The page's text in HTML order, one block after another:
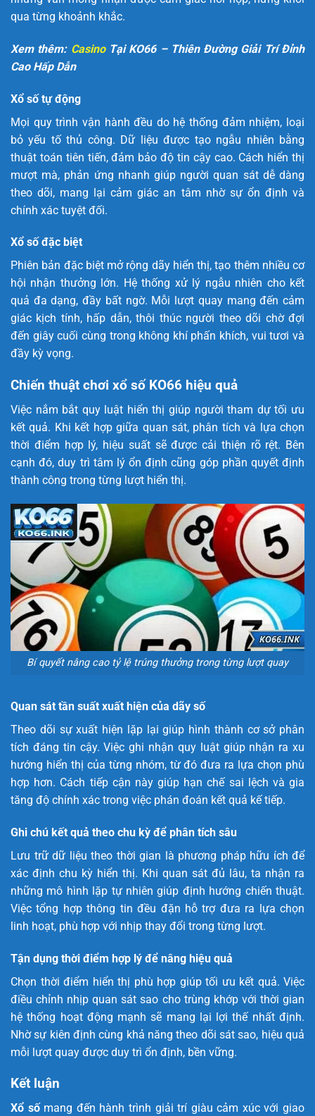
qua từng khoảnh khắc.
Xem thêm: CasinoTại KO66 – Thiên Đường Giải Trí Đỉnh
Cao Hấp Dẫn
Xổ số tự động
Mọi quy trình vận hành đều do hệ thống đảm nhiệm, loại
bỏ yếu tố thủ công. Dữ liệu được tạo ngẫu nhiên bằng
thuật toán tiên tiến, đảm bảo độ tin cậy cao. Cách hiển thị
mượt mà, phản ứng nhanh giúp người quan sát dễ dàng
theo dõi, mang lại cảm giác an tâm nhờ sự ổn định và
chính xác tuyệt đối.
Xổ số đặc biệt
Phiên bản đặc biệt mở rộng dãy hiển thị, tạo thêm nhiều cơ
hội nhận thưởng lớn. Hệ thống xử lý ngẫu nhiên cho kết
quả đa dạng, đầy bất ngờ. Mỗi lượt quay mang đến cảm
giác kịch tính, hấp dẫn, thôi thúc người theo dõi chờ đợi
đến giây cuối cùng trong không khí phấn khích, vui tươi và
đầy kỳ vọng.
Chiến thuật chơi xổ số KO66 hiệu quả
Việc nắm bắt quy luật hiển thị giúp người tham dự tối ưu
kết quả. Khi kết hợp giữa quan sát, phân tích và lựa chọn
thời điểm hợp lý, hiệu suất sẽ được cải thiện rõ rệt. Bên
cạnh đó, duy trì tâm lý ổn định cũng góp phần quyết định
thành công trong từng lượt hiển thị.
Bí quyết nâng cao tỷ lệ trúng thưởng trong từng lượt quay
Quan sát tần suất xuất hiện của dãy số
Theo dõi sự xuất hiện lặp lại giúp hình thành cơ sở phân
tích đáng tin cậy. Việc ghi nhận quy luật giúp nhận ra xu
hướng hiển thị của từng nhóm, từ đó đưa ra lựa chọn phù
hợp hơn. Cách tiếp cận này giúp hạn chế sai lệch và gia
tăng độ chính xác trong việc phán đoán kết quả kế tiếp.
Ghi chú kết quả theo chu kỳ để phân tích sâu
Lưu trữ dữ liệu theo thời gian là phương pháp hữu ích để
xác định chu kỳ hiển thị. Khi quan sát đủ lâu, ta nhận ra
những mô hình lặp tự nhiên giúp định hướng chiến thuật.
Việc tổng hợp thông tin đều đặn hỗ trợ đưa ra lựa chọn
linh hoạt, phù hợp với nhịp thay đổi trong từng lượt.
Tận dụng thời điểm hợp lý để nâng hiệu quả
Chọn thời điểm hiển thị phù hợp giúp tối ưu kết quả. Việc
điều chỉnh nhịp quan sát sao cho trùng khớp với thời gian
hệ thống hoạt động mạnh sẽ mang lại lợi thế nhất định.
Nhờ sự kiên định cùng khả năng theo dõi sát sao, hiệu quả
mỗi lượt quay được duy trì ổn định, bền vững.
Kết luận
Xổ sốmang đến hành trình giải trí giàu cảm xúc với giao